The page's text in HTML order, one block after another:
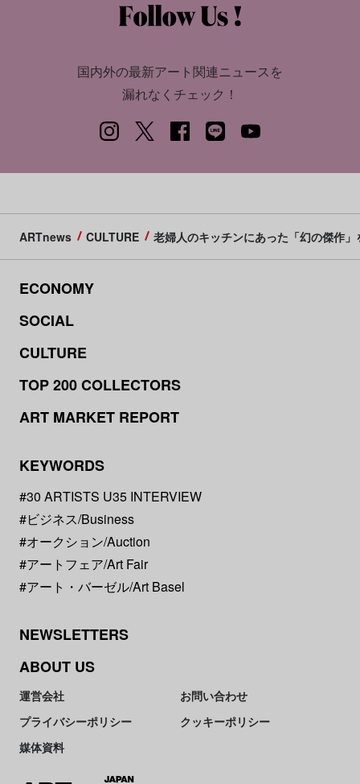
国内外の最新アート関連ニュースを
漏れなくチェック！
ARTnews CULTURE 老婦人のキッチンにあった「幻の傑作
ECONOMY
SOCIAL
CULTURE
TOP 200 COLLECTORS
ART MARKET REPORT
KEYWORDS
#30 ARTISTS U35 INTERVIEW
#ビジネス/Business
#オークション/Auction
#アートフェア/Art Fair
#アート・バーゼル/Art Basel
NEWSLETTERS
ABOUT US
運営会社
お問い合わせ
プライバシーポリシー
クッキーポリシー
媒体資料